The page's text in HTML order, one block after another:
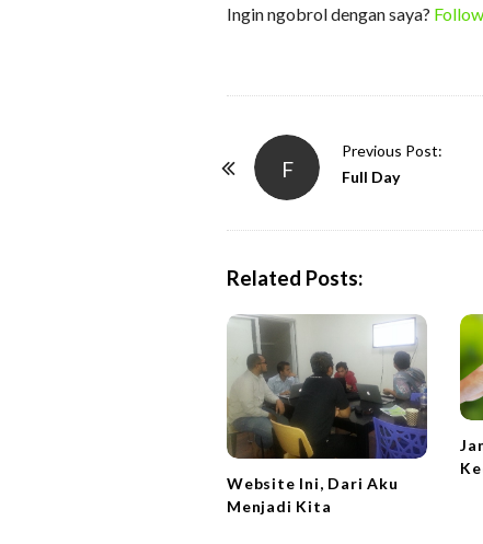
Ingin ngobrol dengan saya?
F
Previous Post:
Full Day
Related Posts:
Website Ini, Dari Aku
Menjadi Kita